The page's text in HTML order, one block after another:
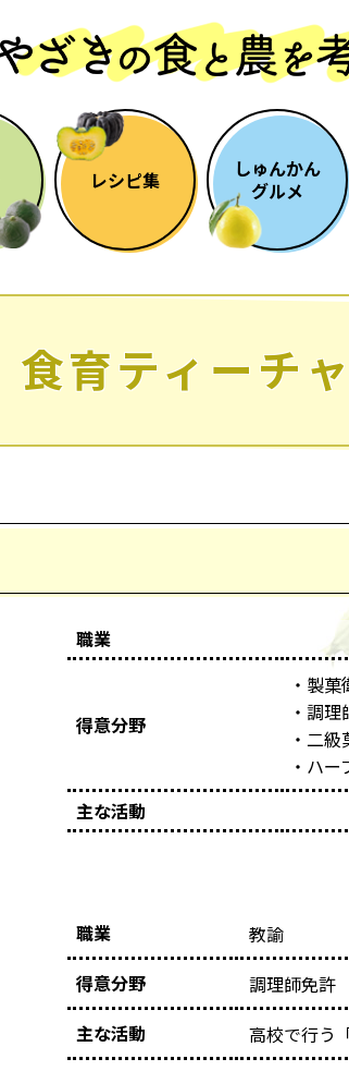
レシピ集
しゅんかん
グルメ
食育ティーチ
職業
得意分野
・製
・調理
・二
・ハ
主な活動
職業 教諭
得意分野 調理師免許
主な活動 高校で行う